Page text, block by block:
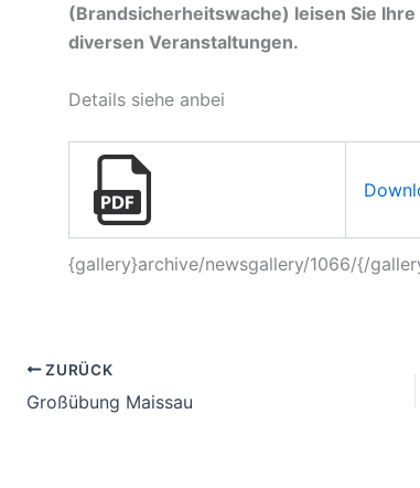
(Brandsicherheitswache) leisen Sie
diversen Veranstaltungen.
Details siehe anbei
{gallery}archive/newsgallery/1066/{/
ZURÜCK
Großübung Maissau